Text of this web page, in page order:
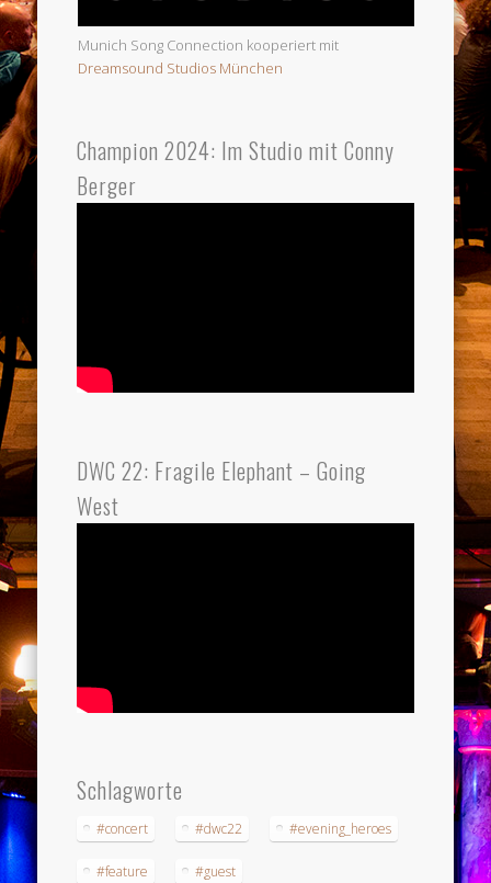
Munich Song Connection kooperiert mit
Dreamsound Studios München
Champion 2024: Im Studio mit Conny
Berger
DWC 22: Fragile Elephant – Going
West
Schlagworte
#concert #dwc22 #evening_heroes
#feature #guest